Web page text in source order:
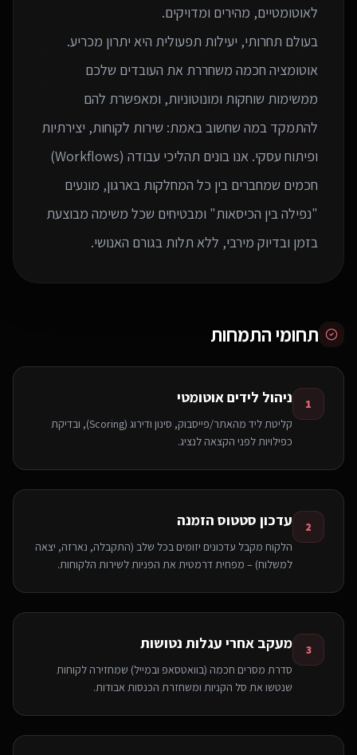
בעולם תחרותי, יעילות תפעולית היא יתרון מכריע.
אוטומציה חכמה משחררת את העובדים שלכם
ממשימות שוחקות ומונוטוניות, ומאפשרת להם
להתמקד במה שחשוב באמת: שירות לקוחות, יצירתיות
ופיתוח עסקי. אנו בונים תהליכי עבודה (Workflows)
חכמים שמחברים בין כל המחלקות בארגון, מונעים
"נפילה בין הכיסאות" ומבטיחים שכל משימה מבוצעת
בזמן ובדיוק מירבי, ללא תלות בגורם האנושי.
תחומי התמחות
1 ניהול לידים אוטומטי
קליטת ליד מהאתר/פייסבוק, סינון ודירוג (Scoring), ובדיקת
כפילויות לפני הקצאה לנציג.
2 עדכון סטטוס הזמנה
הלקוח מקבל עדכונים יזומים בכל שלב (התקבלה, נארזה, יצאה
למשלוח) – מפחית דרמטית את הפניות לשירות הלקוחות.
3 מעקב אחרי עגלות נטושות
סדרת מסרים חכמה (בוואטסאפ ובמייל) שמחזירה לקוחות
שנטשו את סל הקניות ומשחזרת הכנסות אבודות.